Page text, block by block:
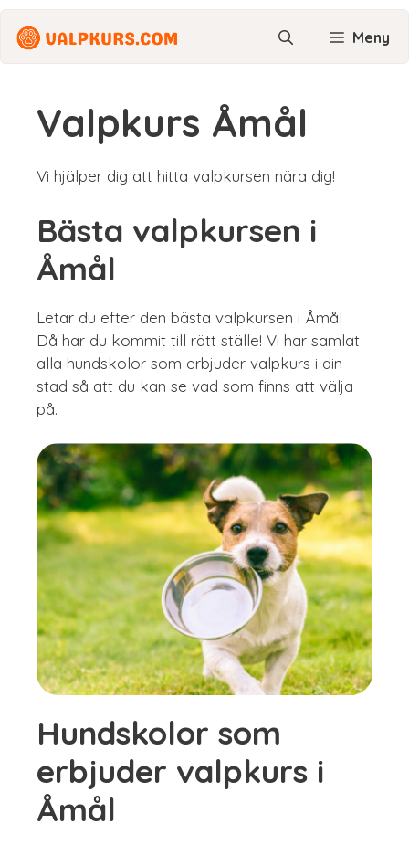
Hoppa
innehåll
Meny
Valpkurs Åmål
Vi hjälper dig att hitta valpkursen nära dig!
Bästa valpkursen i
Åmål
Letar du efter den bästa valpkursen i Åmål
Då har du kommit till rätt ställe! Vi har samlat
alla hundskolor som erbjuder valpkurs i din
stad så att du kan se vad som finns att välja
på.
Hundskolor som
erbjuder valpkurs i
Åmål